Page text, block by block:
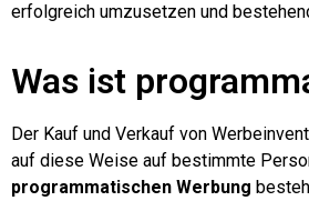
erfolgreich umzusetzen und
Was ist
Der Kauf und Verkauf von
auf diese Weise auf bestimmte
programmatischen Werbung